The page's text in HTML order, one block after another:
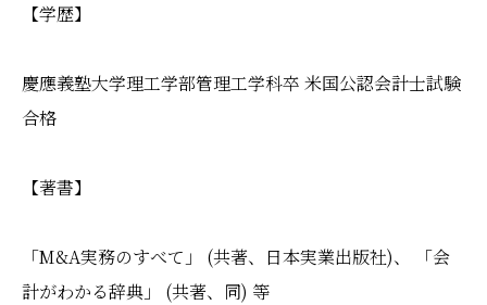
【学歴】
慶應義塾大学理工学部管理工学科卒 米国公認会計士試験
合格
【著書】
「M&A実務のすべて」 (共著、日本実業出版社)、 「会
計がわかる辞典」 (共著、同) 等